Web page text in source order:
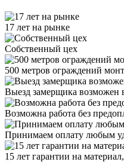
17 лет на рынке
Собственный цех
500 метров ограждений
Выезд замерщика возможен
Возможна работа без
Принимаем оплату любым
15 лет гарантии на